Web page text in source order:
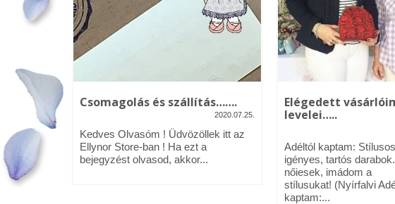
– Üdv
2020.01.09.
Ellynor
Csomagolás és szállítás…….
2020.07.25.
Kedves Olvasóm ! Üdvözöllek itt az
Ellynor Store-ban ! Ha ezt a
bejegyzést olvasod, akkor...
Elégedett
levelei…..
Adéltól kaptam:
igényes, tartós
nőiesek, imádom a
stílusukat! (Nyírfalvi
kaptam:...